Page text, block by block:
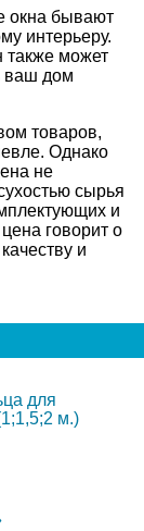
окна бывают
интерьеру.
также может
ваш дом
товаров,
Однако
не
сырья
и
говорит о
и
для
м.)